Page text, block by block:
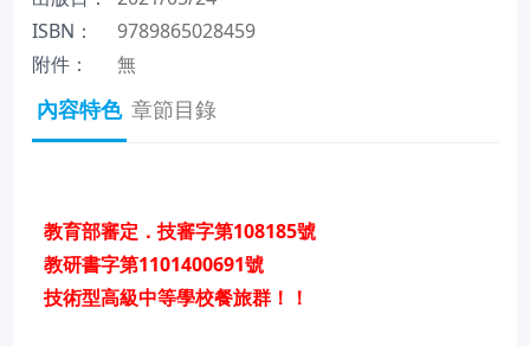
ISBN：
9789865028459
附件：
無
內容特色 章節目錄
教育部審定．技審字第108185號
教研書字第1101400691號
技術型高級中等學校餐旅群！！